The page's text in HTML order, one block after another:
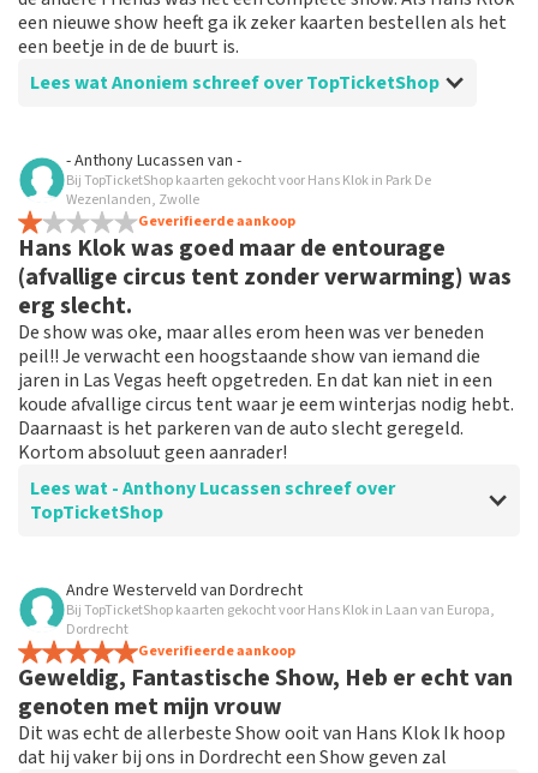
een nieuwe show heeft ga ik zeker kaarten bestellen als het
een beetje in de de buurt is.
Lees wat Anoniem schreef over TopTicketShop
Beoordeling van Anoniem over
prima
als is met de bestelling van de kaarten prima verlopen.
- Anthony Lucassen van -
Bij TopTicketShop kaarten gekocht voor Hans Klok in Park De
Wezenlanden, Zwolle
Geverifieerde aankoop
Hans Klok was goed maar de entourage
(afvallige circus tent zonder verwarming) was
erg slecht.
De show was oke, maar alles erom heen was ver beneden
peil!! Je verwacht een hoogstaande show van iemand die
jaren in Las Vegas heeft opgetreden. En dat kan niet in een
koude afvallige circus tent waar je eem winterjas nodig hebt.
Daarnaast is het parkeren van de auto slecht geregeld.
Kortom absoluut geen aanrader!
Lees wat - Anthony Lucassen schreef over
TopTicketShop
Beoordeling van - Anthony Lucassen over
Ticketshop communiceerde snel
Andre Westerveld van Dordrecht
Bij TopTicketShop kaarten gekocht voor Hans Klok in Laan van Europa,
Dordrecht
Geverifieerde aankoop
Geweldig, Fantastische Show, Heb er echt van
genoten met mijn vrouw
Dit was echt de allerbeste Show ooit van Hans Klok Ik hoop
dat hij vaker bij ons in Dordrecht een Show geven zal